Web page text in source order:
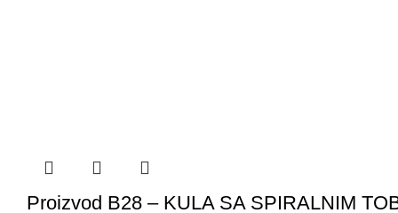
Proizvod B28 – KULA SA SPIRALNIM